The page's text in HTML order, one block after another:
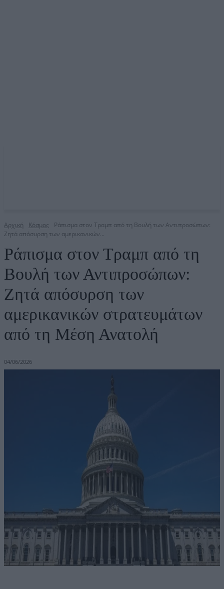
Αρχική Κόσμος
Ράπισμα στον Τραμπ από τη Βουλή των Αντιπροσώπων:
Ζητά απόσυρση των αμερικανικών...
Ράπισμα στον Τραμπ από τη
Βουλή των Αντιπροσώπων:
Ζητά απόσυρση των
αμερικανικών στρατευμάτων
από τη Μέση Ανατολή
04/06/2026